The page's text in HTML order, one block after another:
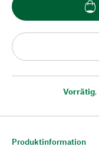
Vorrätig,
Produktinformation